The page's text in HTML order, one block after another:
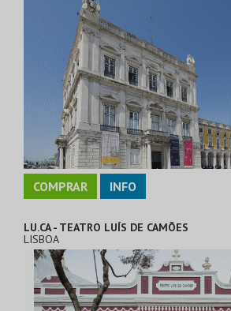
COMPRAR INFO
LU.CA - TEATRO LUÍS DE CAMÕES
LISBOA